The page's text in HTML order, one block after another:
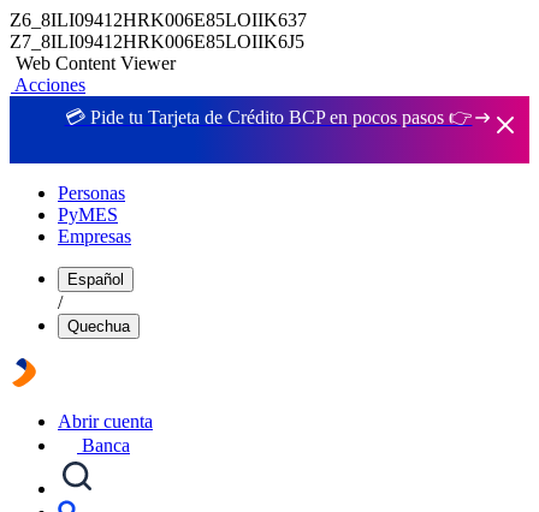
Z6_8ILI09412HRK006E85LOIIK637
Z7_8ILI09412HRK006E85LOIIK6J5
Web Content Viewer
Acciones
💳 Pide tu Tarjeta de Crédito BCP en pocos pasos 👉
Personas
PyMES
Empresas
Español
/
Quechua
Abrir cuenta
Banca